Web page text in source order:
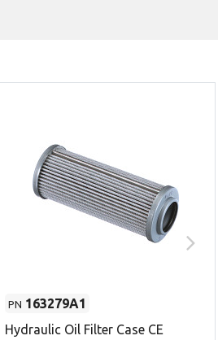
PN 163279A1
Hydraulic Oil Filter Case CE